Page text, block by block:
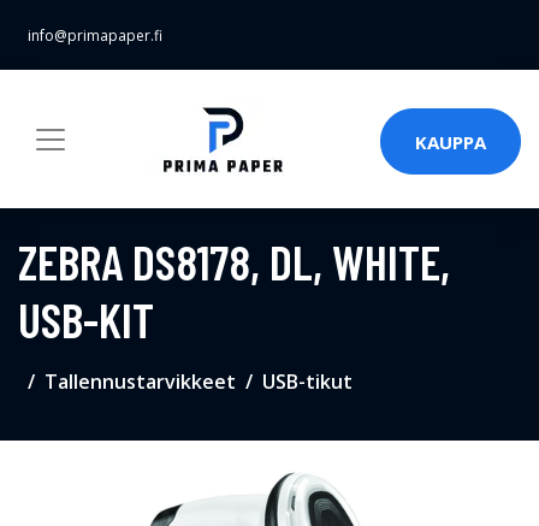
info@primapaper.fi
KAUPPA
ZEBRA DS8178, DL, WHITE,
USB-KIT
Tallennustarvikkeet USB-tikut